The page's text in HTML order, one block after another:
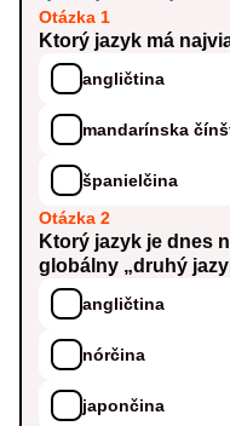
Otázka 1
Ktorý jazyk má
angličtina
mandarínska
španielčina
Otázka 2
Ktorý jazyk je dnes
globálny „druhý
angličtina
nórčina
japončina